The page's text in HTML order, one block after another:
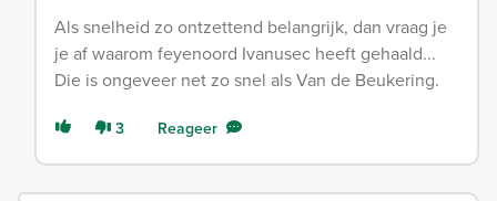
Als snelheid zo ontzettend belangrijk, dan vraag je
je af waarom feyenoord Ivanusec heeft gehaald...
Die is ongeveer net zo snel als Van de Beukering.
3 Reageer